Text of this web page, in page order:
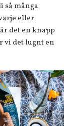
så många
eller
det en knapp
vi det lugnt en